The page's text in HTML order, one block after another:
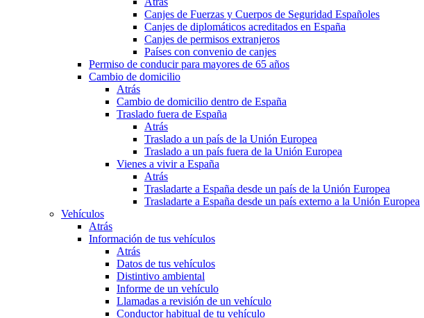
Canjes de Fuerzas y Cuerpos de Seguridad Españoles
Canjes de diplomáticos acreditados en España
Canjes de permisos extranjeros
Países con convenio de canjes
Permiso de conducir para mayores de 65 años
Cambio de domicilio
Atrás
Cambio de domicilio dentro de España
Traslado fuera de España
Atrás
Traslado a un país de la Unión Europea
Traslado a un país fuera de la Unión Europea
Vienes a vivir a España
Atrás
Trasladarte a España desde un país de la Unión Europea
Trasladarte a España desde un país externo a la Unión Europea
Vehículos
Atrás
Información de tus vehículos
Atrás
Datos de tus vehículos
Distintivo ambiental
Informe de un vehículo
Llamadas a revisión de un vehículo
Conductor habitual de tu vehículo